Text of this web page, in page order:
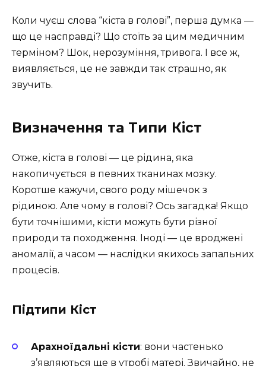
Коли чуєш слова “кіста в голові”, перша думка —
що це насправді? Що стоїть за цим медичним
терміном? Шок, нерозуміння, тривога. І все ж,
виявляється, це не завжди так страшно, як
звучить.
Визначення та Типи Кіст
Отже, кіста в голові — це рідина, яка
накопичується в певних тканинах мозку.
Коротше кажучи, свого роду мішечок з
рідиною. Але чому в голові? Ось загадка! Якщо
бути точнішими, кісти можуть бути різної
природи та походження. Іноді — це вроджені
аномалії, а часом — наслідки якихось запальних
процесів.
Підтипи Кіст
Арахноїдальні кісти: вони частенько
з’являються ще в утробі матері. Звичайно, не